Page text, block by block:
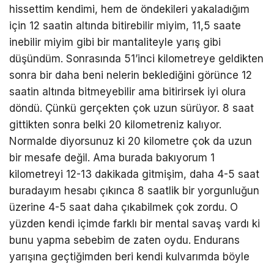
hissettim kendimi, hem de öndekileri yakaladığım
için 12 saatin altında bitirebilir miyim, 11,5 saate
inebilir miyim gibi bir mantaliteyle yarış gibi
düşündüm. Sonrasında 51’inci kilometreye geldikten
sonra bir daha beni nelerin beklediğini görünce 12
saatin altında bitmeyebilir ama bitirirsek iyi olura
döndü. Çünkü gerçekten çok uzun sürüyor. 8 saat
gittikten sonra belki 20 kilometreniz kalıyor.
Normalde diyorsunuz ki 20 kilometre çok da uzun
bir mesafe değil. Ama burada bakıyorum 1
kilometreyi 12-13 dakikada gitmişim, daha 4-5 saat
buradayım hesabı çıkınca 8 saatlik bir yorgunluğun
üzerine 4-5 saat daha çıkabilmek çok zordu. O
yüzden kendi içimde farklı bir mental savaş vardı ki
bunu yapma sebebim de zaten oydu. Endurans
yarışına geçtiğimden beri kendi kulvarımda böyle